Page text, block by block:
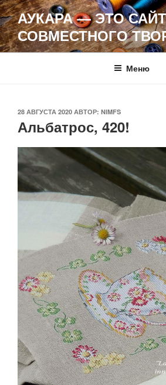
Перейти
к
содержимому
АУКАРА — ЭТО САЙТ
СОВМЕСТНОГО
Меню
ОПУБЛИКОВАНО
28 АВГУСТА 2020 АВТОР: NIMFS
Альбатрос, 420!